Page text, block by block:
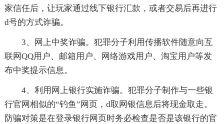
家信任后，让玩家通过线下银行汇款，或者交易后再进行
d号的方式诈骗。
3、网上中奖诈骗。犯罪分子利用传播软件随意向互
联网QQ用户、邮箱用户、网络游戏用户、淘宝用户等发
布中奖提示信息。
4、利用网上银行实施诈骗。犯罪分子制作与一些银
行官网相似的“钓鱼”网页，d取网银信息后将现金取走。
防骗对策是在登录银行网页时务必检查是否是该银行的官